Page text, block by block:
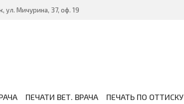
ул. Мичурина, 37, оф. 19
ПЕЧАТИ ВЕТ. ВРАЧА ПЕЧАТЬ ПО ОТТИСКУ